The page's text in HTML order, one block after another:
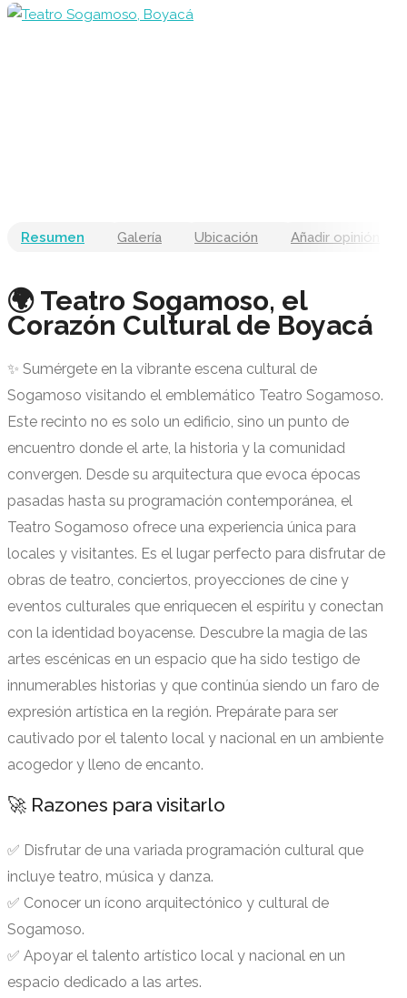
Resumen Galería Ubicación Añadir opinión
🌍 Teatro Sogamoso, el
Corazón Cultural de Boyacá
✨ Sumérgete en la vibrante escena cultural de
Sogamoso visitando el emblemático Teatro Sogamoso.
Este recinto no es solo un edificio, sino un punto de
encuentro donde el arte, la historia y la comunidad
convergen. Desde su arquitectura que evoca épocas
pasadas hasta su programación contemporánea, el
Teatro Sogamoso ofrece una experiencia única para
locales y visitantes. Es el lugar perfecto para disfrutar de
obras de teatro, conciertos, proyecciones de cine y
eventos culturales que enriquecen el espíritu y conectan
con la identidad boyacense. Descubre la magia de las
artes escénicas en un espacio que ha sido testigo de
innumerables historias y que continúa siendo un faro de
expresión artística en la región. Prepárate para ser
cautivado por el talento local y nacional en un ambiente
acogedor y lleno de encanto.
🚀 Razones para visitarlo
✅ Disfrutar de una variada programación cultural que
incluye teatro, música y danza.
✅ Conocer un ícono arquitectónico y cultural de
Sogamoso.
✅ Apoyar el talento artístico local y nacional en un
espacio dedicado a las artes.